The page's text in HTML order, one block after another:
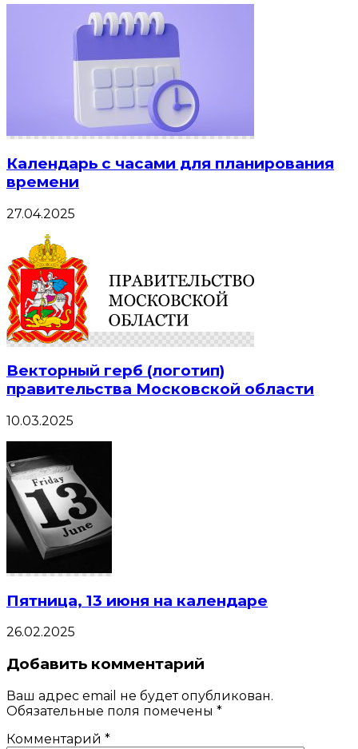
Календарь с часами для планирования
времени
27.04.2025
Векторный герб (логотип)
правительства Московской области
10.03.2025
Пятница, 13 июня на календаре
26.02.2025
Добавить комментарий
Ваш адрес email не будет опубликован.
Обязательные поля помечены *
Комментарий *